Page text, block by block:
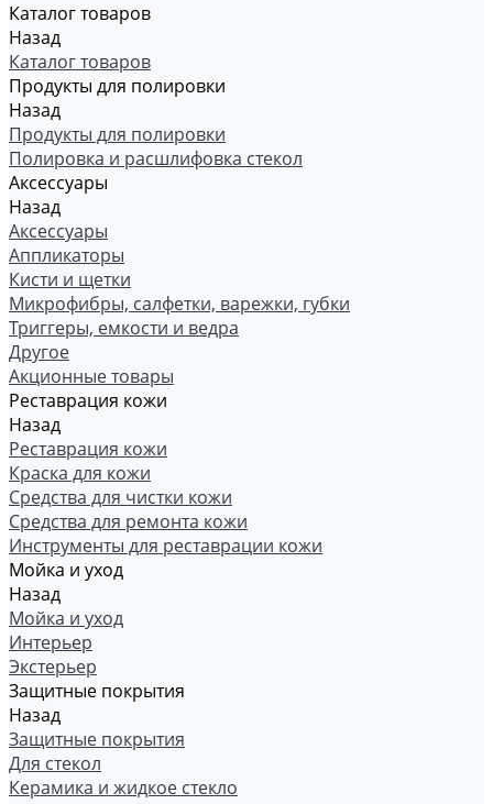
Каталог товаров
Назад
Каталог товаров
Продукты для полировки
Назад
Продукты для полировки
Полировка и расшлифовка стекол
Аксессуары
Назад
Аксессуары
Аппликаторы
Кисти и щетки
Микрофибры, салфетки, варежки, губки
Триггеры, емкости и ведра
Другое
Акционные товары
Реставрация кожи
Назад
Реставрация кожи
Краска для кожи
Средства для чистки кожи
Средства для ремонта кожи
Инструменты для реставрации кожи
Мойка и уход
Назад
Мойка и уход
Интерьер
Экстерьер
Защитные покрытия
Назад
Защитные покрытия
Для стекол
Керамика и жидкое стекло